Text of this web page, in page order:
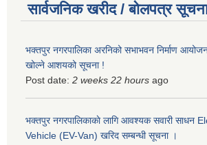
सार्वजनिक खरीद / बोलपत्र
भक्तपुर नगरपालिका अरनिको सभाभवन निर्माण
खोल्ने आशयको सूचना !
Post date: 2 weeks 22 hours ago
भक्तपुर नगरपालिकाकाे लागि आवश्यक सवारी साधन
Vehicle (EV-Van) खरिद सम्बन्धी सूचना ।